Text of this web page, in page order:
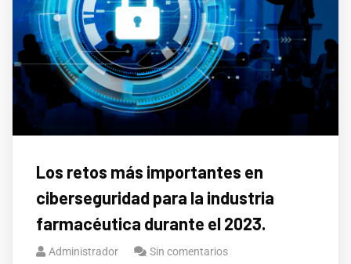
Los retos más importantes en
ciberseguridad para la industria
farmacéutica durante el 2023.
Administrador Sin comentarios